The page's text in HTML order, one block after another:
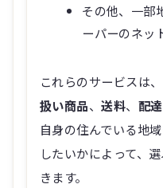
その他、一部
ーパーのネッ
これらのサービスは
扱い商品、送料、 配
自身の住んでいる地
したいかによって、
きます。